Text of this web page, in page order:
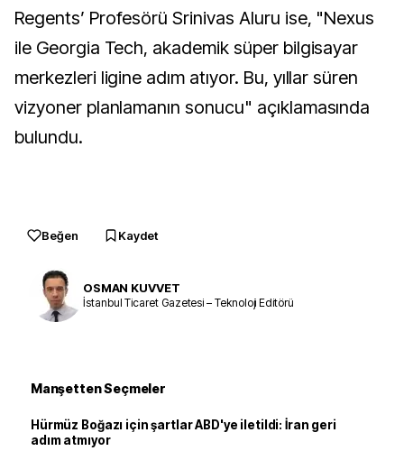
Regents’ Profesörü Srinivas Aluru ise, "Nexus
ile Georgia Tech, akademik süper bilgisayar
merkezleri ligine adım atıyor. Bu, yıllar süren
vizyoner planlamanın sonucu" açıklamasında
bulundu.
Beğen Kaydet
OSMAN KUVVET
İstanbul Ticaret Gazetesi – Teknoloji Editörü
Manşetten Seçmeler
Hürmüz Boğazı için şartlar ABD'ye iletildi: İran geri
adım atmıyor